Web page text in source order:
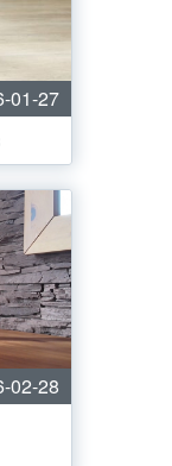
01-27
02-28